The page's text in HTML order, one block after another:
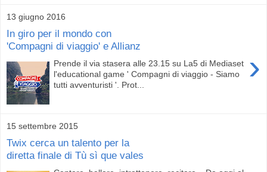
13 giugno 2016
In giro per il mondo con
'Compagni di viaggio' e Allianz
›
Prende il via stasera alle 23.15 su La5 di Mediaset
l'educational game ' Compagni di viaggio - Siamo
tutti avventuristi '. Prot...
15 settembre 2015
Twix cerca un talento per la
diretta finale di Tù sì que vales